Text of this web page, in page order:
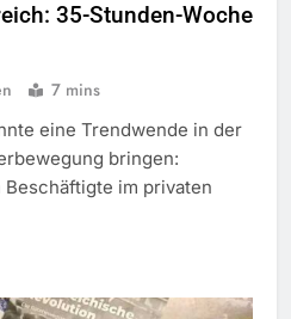
35-Stunden-Woche
7 mins
eine Trendwende in der
bringen:
im privaten